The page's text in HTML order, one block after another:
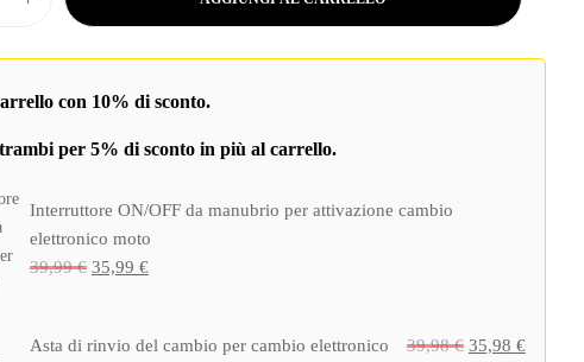
con 10% di sconto.
per 5% di sconto in più al carrello.
Interruttore ON/OFF da manubrio per attivazione cambio
elettronico moto
39,99€ Il
era:
35,99 €Il
è:
Asta di rinvio del cambio per cambio elettronico 39,98€ Il
35,98 €Il